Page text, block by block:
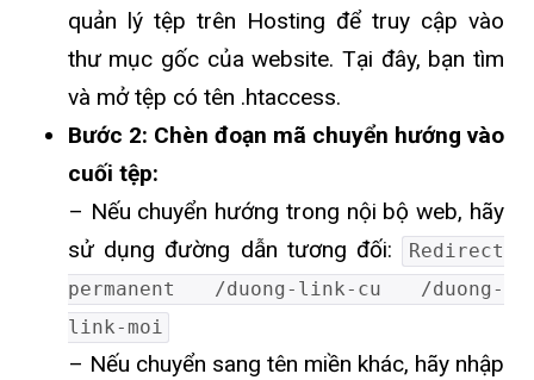
quản lý tệp trên Hosting để truy cập vào
thư mục gốc của website. Tại đây, bạn tìm
và mở tệp có tên .htaccess.
Bước 2: Chèn đoạn mã chuyển hướng vào
cuối tệp:
– Nếu chuyển hướng trong nội bộ web, hãy
sử dụng đường dẫn tương đối:
Redirect
permanent /duong-link-cu /duong-
link-moi
– Nếu chuyển sang tên miền khác, hãy nhập